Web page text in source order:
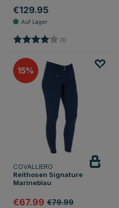
€129.95
Bewertung: (1)
15
COVALLIERO
Reithosen Signature
Marineblau
€67.99 €79.99